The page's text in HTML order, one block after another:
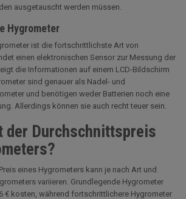
ausgetauscht werden müssen.
Hygrometer
ist die fortschrittlichste Art von
einen elektronischen Sensor zur Messung der
die Informationen auf einem LCD-Bildschirm
sind genauer als Nadel- und
und benötigen weder Batterien noch eine
Allerdings können sie auch recht teuer sein.
der Durchschnittspreis
eines Hygrometers kann je nach Art und
variieren. Grundlegende Hygrometer
€ kosten, während fortschrittlichere Hygrometer